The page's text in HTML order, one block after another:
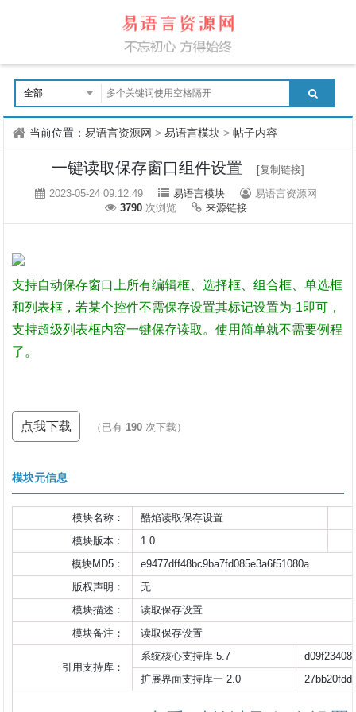
当前位置：易语言资源网 >易语言模块 >帖子内容
一键读取保存窗口组件设置
[复制链接]
2023-05-24 09:12:49
易语言模块
易语言资源网
3790 次浏览 来源链接
支持自动保存窗口上所有编辑框、选择框、组合框、单选框
和列表框，若某个控件不需保存设置其标记设置为-1即可，
支持超级列表框内容一键保存读取。使用简单就不需要例程
了。
点我下载 （已有190 次下载）
模块元信息
模块名称：
酷焰读取保存设置
模块版本：
1.0
模块MD5：
e9477dff48bc9ba7fd085e3a6f51080a
版权声明：
无
模块描述：
读取保存设置
模块备注：
读取保存设置
引用支持库：
系统核心支持库 5.7
扩展界面支持库一 2.0